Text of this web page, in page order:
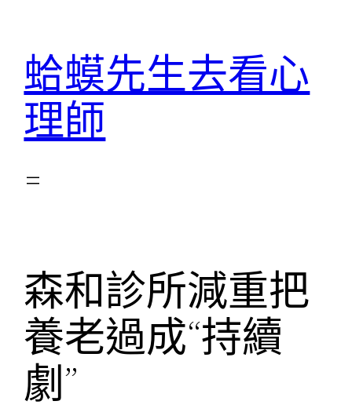
蛤蟆先生去看心
理師
森和診所減重把
養老過成“持續
劇”